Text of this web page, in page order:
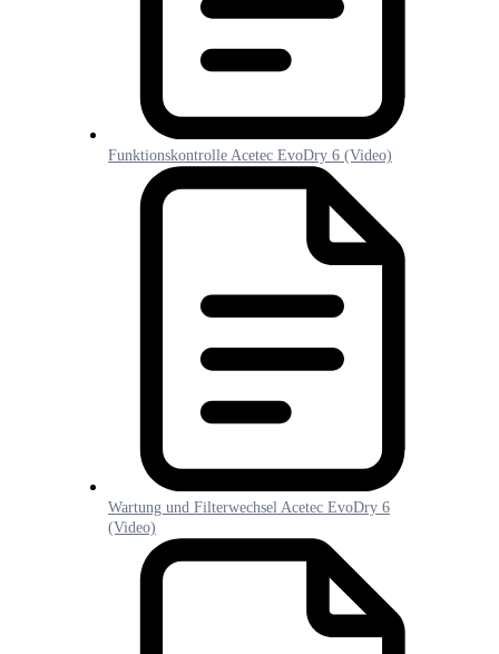
Funktionskontrolle Acetec EvoDry 6 (Video)
Wartung und Filterwechsel Acetec EvoDry 6
(Video)